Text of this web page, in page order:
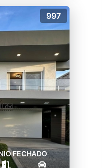
997
FECHADO